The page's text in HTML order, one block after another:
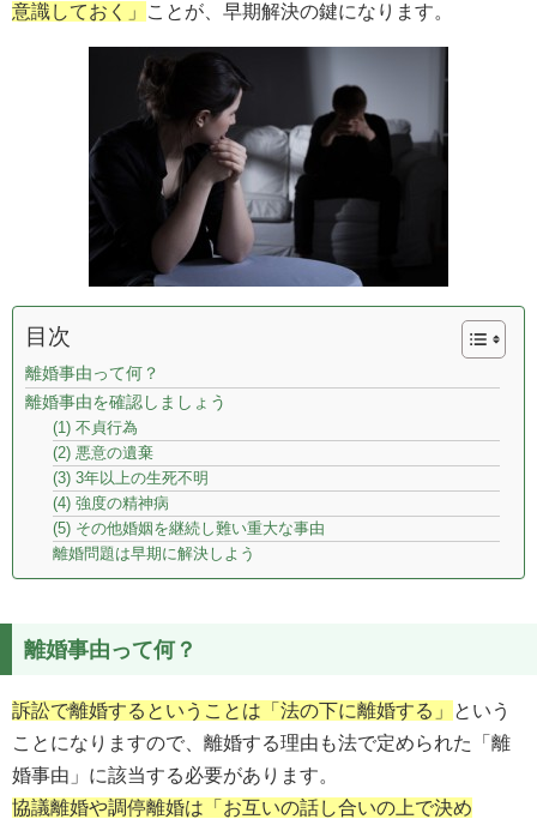
意識しておく」
ことが、早期解決の鍵になります。
目次
離婚事由って何？
離婚事由を確認しましょう
(1) 不貞行為
(2) 悪意の遺棄
(3) 3年以上の生死不明
(4) 強度の精神病
(5) その他婚姻を継続し難い重大な事由
離婚問題は早期に解決しよう
離婚事由って何？
訴訟で離婚するということは「法の下に離婚する」
という
ことになりますので、離婚する理由も法で定められた「離
婚事由」に該当する必要があります。
協議離婚や調停離婚は「お互いの話し合いの上で決め